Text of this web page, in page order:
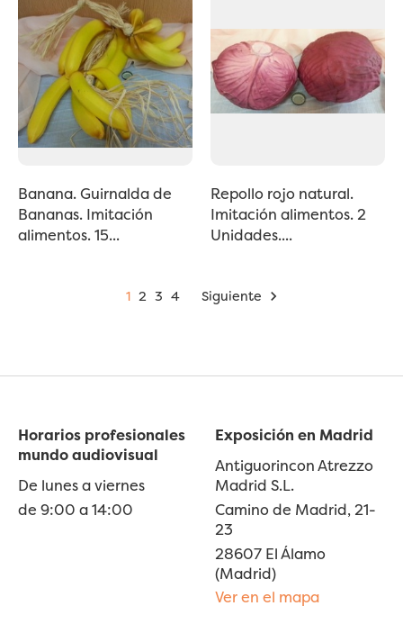
Banana. Guirnalda de
Bananas. Imitación
alimentos. 15...
Repollo rojo natural.
Imitación alimentos. 2
Unidades....
1 2 3 4 Siguiente 
Horarios profesionales
mundo audiovisual
De lunes a viernes
de 9:00 a 14:00
Exposición en Madrid
Antiguorincon Atrezzo
Madrid S.L.
Camino de Madrid, 21-
23
28607 El Álamo
(Madrid)
Ver en el mapa